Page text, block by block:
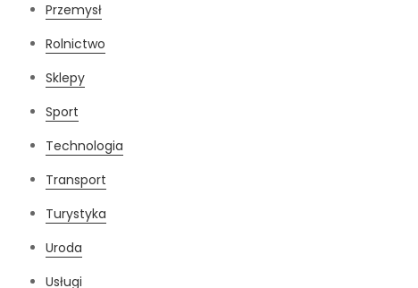
Przemysł
Rolnictwo
Sklepy
Sport
Technologia
Transport
Turystyka
Uroda
Usługi